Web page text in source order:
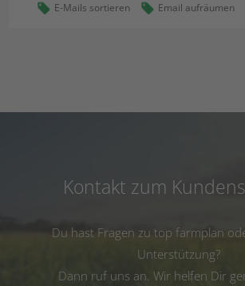
E-Mails sortieren
Email aufräumen
Kontakt zum
Du hast Fragen zu top farmplan
Unterstützung?
Dann ruf uns an. Wir helfen Dir